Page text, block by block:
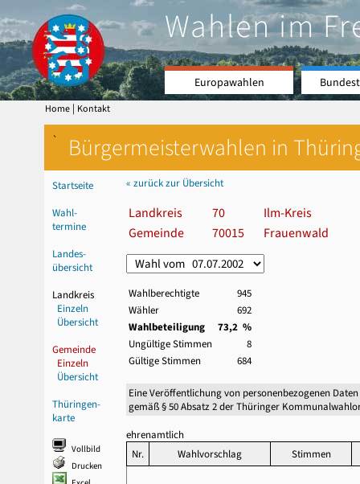
Wahlen im
Europawahlen
Home | Kontakt
` Bürgermeisterwahlen in
Startseite
Wahl-
termine
Landes-
übersicht
Landkreis
Einzeln
Übersicht
Gemeinde
Einzeln
Übersicht
Thüringen-
karte
Vollbild
Drucken
« zurück zur Übersicht
Landkreis 70
Ilm-Kreis
Gemeinde
70015 Frauenwald
Wahlberechtigte
945
Wähler
692
Wahlbeteiligung
73,2 %
Ungültige Stimmen
8
Gültige Stimmen
684
Eine Veröffentlichung von personenbezogenen
gemäß § 50 Absatz 2 der Thüringer
ehrenamtlich
Nr.
Wahlvorschlag Stimmen